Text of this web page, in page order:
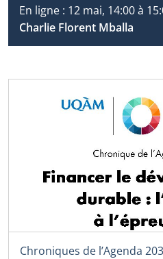
En ligne : 12 mai, 14:00 à
Charlie Florent Mballa
Chroniques de l’Agenda